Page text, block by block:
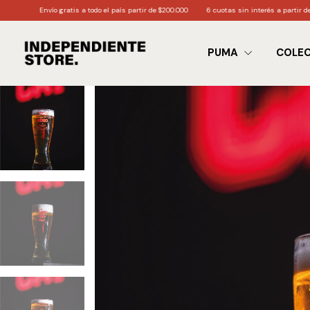
a todo el país partir de $200.000 6 cuotas sin interés a partir de $170.000 3
PUMA